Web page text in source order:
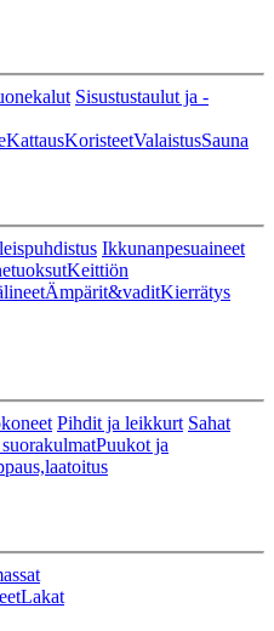
Sisustustaulut ja -
KattausKoristeetValaistusSauna
Ikkunanpesuaineet
Keittiön
Ämpärit&vaditKierrätys
Pihdit ja leikkurt Sahat
Puukot ja
Lakat